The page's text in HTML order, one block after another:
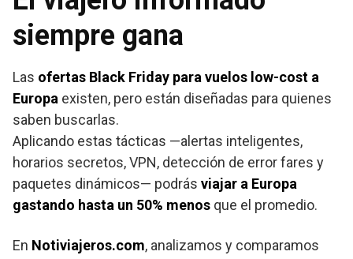
siempre gana
Las ofertas Black Friday para vuelos low-cost a
Europa existen, pero están diseñadas para quienes
saben buscarlas.
Aplicando estas tácticas —alertas inteligentes,
horarios secretos, VPN, detección de error fares y
paquetes dinámicos— podrás viajar a Europa
gastando hasta un 50% menos que el promedio.
En Notiviajeros.com, analizamos y comparamos